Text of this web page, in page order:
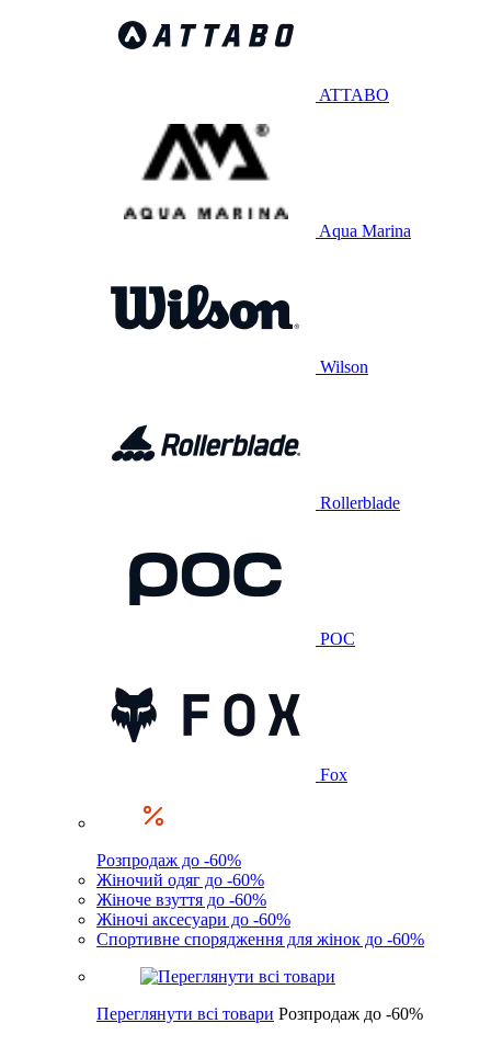
ATTABO
Aqua Marina
Wilson
Rollerblade
POC
Fox
Розпродаж до -60%
Жіночий одяг до -60%
Жіноче взуття до -60%
Жіночі аксесуари до -60%
Спортивне спорядження для жінок до -60%
Переглянути всі товари Розпродаж до -60%